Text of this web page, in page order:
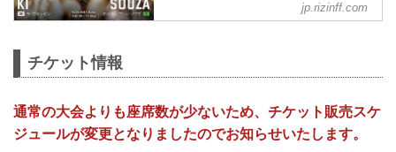
キ・ウォンビン vs. ホベルト・サトシ・
キム・スーチョル vs. 佐藤将光
RIZIN MMAルール：5分 3R（61.0kg）
キム・スーチョル vs. 佐藤将光
jp.rizinff.com
チケット情報
通常の大会よりも座席数が少ないため、チケット販売スケ
ジュールが変更となりましたのでお知らせいたします。